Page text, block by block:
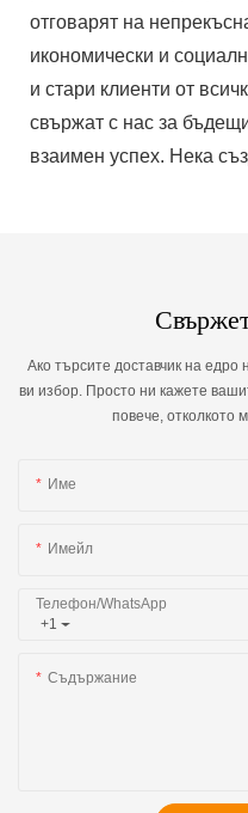
отговарят на
икономически и
и стари клиенти от
свържат с нас за
взаимен успех. Нека
Ако търсите доставчик на
ви избор. Просто ни кажете
повече, отколкото
Име
Имейл
+1
Телефон/WhatsApp
Съдържание